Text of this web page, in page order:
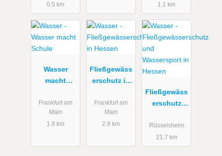
0.5 km
1.1 km
Wasser
macht
Frankfurt am
Main
1.8 km
Fließgewäss
erschutz in
Frankfurt am
Main
2.8 km
Fließgewäss
erschutz
Wassersport
in Hessen
Rüsselsheim
21.7 km